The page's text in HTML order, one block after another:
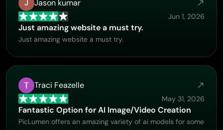
J Jason kumar
Jun 1, 2026
Just amazing website a must try.
Just amazing website a must try.
Traci Feazelle
May 31, 2026
Fantastic Option for AI Image/Video Creation
PicLumen offers an amazing variety of ai models for some